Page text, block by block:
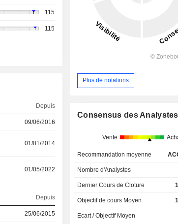
115
115
Depuis
09/06/2016
01/01/2014
01/05/2022
Depuis
25/06/2015
Plus de notations
Consensus des Analystes
Vente
Recommandation moyenne
Nombre d'Analystes
Dernier Cours de Cloture
Objectif de cours Moyen
Ecart / Objectif Moyen